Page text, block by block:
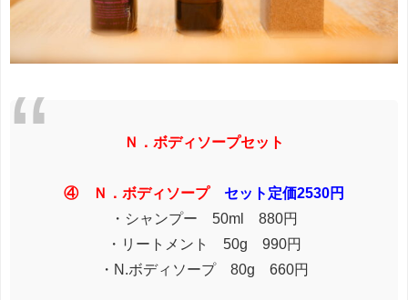
Ｎ．ボディソープセット
④ Ｎ．ボディソープ セット定価2530円
・シャンプー 50ml 880円
・リートメント 50g 990円
・N.ボディソープ 80g 660円